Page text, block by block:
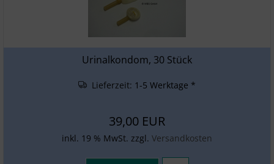
Urinalkondom, 30 Stück
Lieferzeit: 1-5 Werktage *
39,00 EUR
inkl. 19 % MwSt. zzgl. Versandkosten